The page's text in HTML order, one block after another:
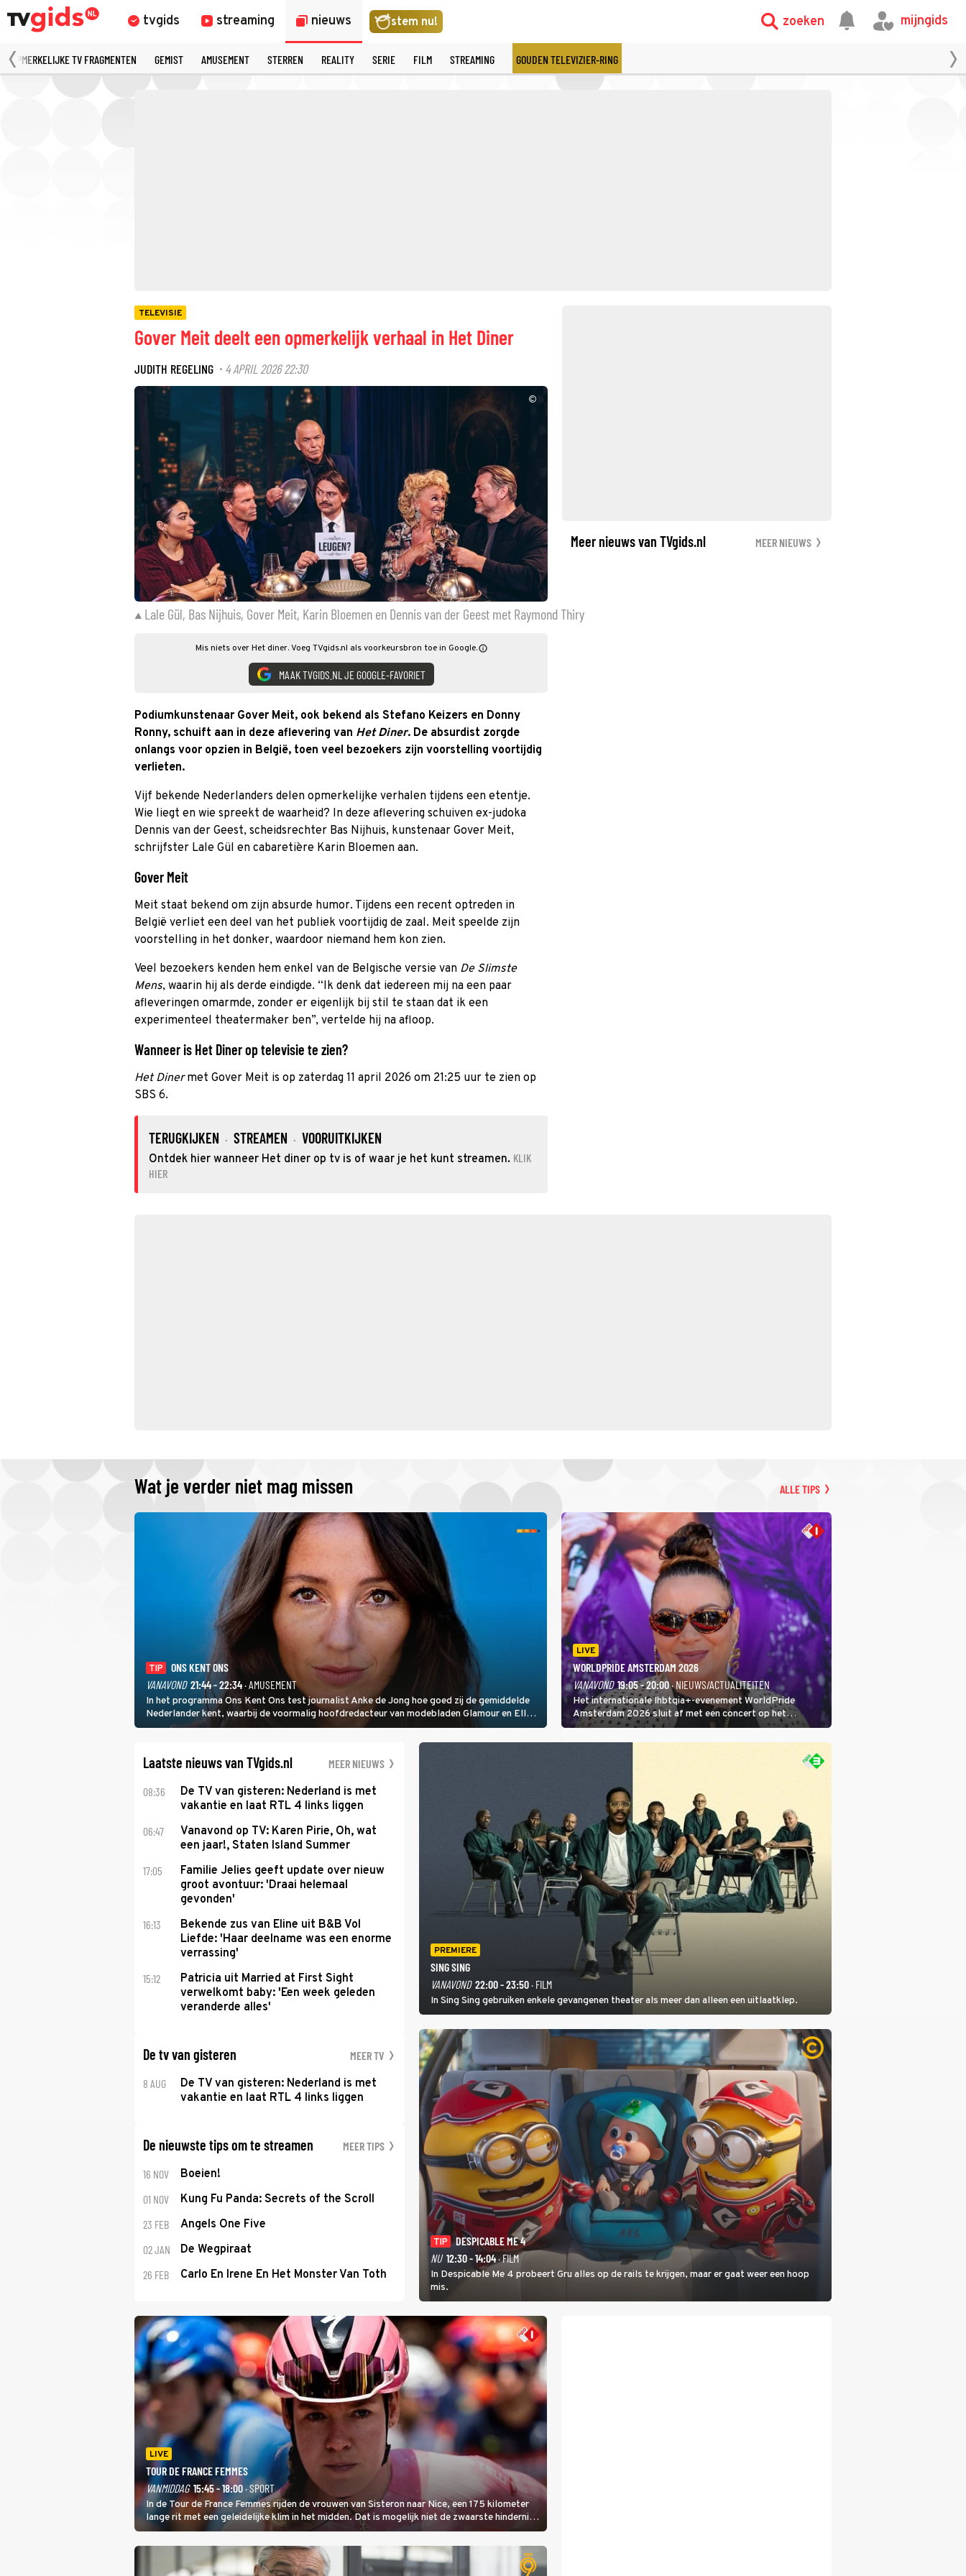
tvgids streaming nieuws stem nu! zoeken mijngids
OPMERKELIJKE TV FRAGMENTEN GEMIST AMUSEMENT STERREN REALITY SERIE FILM STREAMING GOUDEN TELEVIZIER-RING
TELEVISIE
Gover Meit deelt een opmerkelijk verhaal in Het Diner
JUDITH REGELING · 4 APRIL 2026 22:30
©
Lale Gül, Bas Nijhuis, Gover Meit, Karin Bloemen en Dennis van der Geest met Raymond Thiry
Mis niets over Het diner. Voeg TVgids.nl als voorkeursbron toe in Google.
MAAK TVGIDS.NL JE GOOGLE-FAVORIET
Podiumkunstenaar Gover Meit, ook bekend als Stefano Keizers en Donny
Ronny, schuift aan in deze aflevering van Het Diner. De absurdist zorgde
onlangs voor opzien in België, toen veel bezoekers zijn voorstelling voortijdig
verlieten.
Vijf bekende Nederlanders delen opmerkelijke verhalen tijdens een etentje.
Wie liegt en wie spreekt de waarheid? In deze aflevering schuiven ex-judoka
Dennis van der Geest, scheidsrechter Bas Nijhuis, kunstenaar Gover Meit,
schrijfster Lale Gül en cabaretière Karin Bloemen aan.
Gover Meit
Meit staat bekend om zijn absurde humor. Tijdens een recent optreden in
België verliet een deel van het publiek voortijdig de zaal. Meit speelde zijn
voorstelling in het donker, waardoor niemand hem kon zien.
Veel bezoekers kenden hem enkel van de Belgische versie van De Slimste
Mens, waarin hij als derde eindigde. “Ik denk dat iedereen mij na een paar
afleveringen omarmde, zonder er eigenlijk bij stil te staan dat ik een
experimenteel theatermaker ben”, vertelde hij na afloop.
Wanneer is Het Diner op televisie te zien?
Het Dinermet Gover Meit is op zaterdag 11 april 2026 om 21:25 uur te zien op
SBS 6.
TERUGKIJKEN · STREAMEN · VOORUITKIJKEN
Ontdek hier wanneer Het diner op tv is of waar je het kunt streamen. KLIK
HIER
Meer nieuws van TVgids.nl MEER NIEUWS
Wat je verder niet mag missen ALLE TIPS
TIP
ONS KENT ONS
VANAVOND 21:44 - 22:34· AMUSEMENT
In het programma Ons Kent Ons test journalist Anke de Jong hoe goed zij de gemiddelde
Nederlander kent, waarbij de voormalig hoofdredacteur van modebladen Glamour en Elle
het samen met rapper Keizer opneemt tegen Edson da Graça en Marc-Marie Huijbregts.
LIVE
WORLDPRIDE AMSTERDAM 2026
VANAVOND 19:05 - 20:00· NIEUWS/ACTUALITEITEN
Het internationale lhbtqia+-evenement WorldPride
Amsterdam 2026 sluit af met een concert op het
Amsterdamse Museumplein. Anita Doth is een van de
optredende artiesten. In de jaren 90 veroverde ze de
Laatste nieuws van TVgids.nl MEER NIEUWS
08:36
De TV van gisteren: Nederland is met
vakantie en laat RTL 4 links liggen
06:47
Vanavond op TV: Karen Pirie, Oh, wat
een jaar!, Staten Island Summer
17:05
Familie Jelies geeft update over nieuw
groot avontuur: 'Draai helemaal
gevonden'
16:13
Bekende zus van Eline uit B&B Vol
Liefde: 'Haar deelname was een enorme
verrassing'
15:12
Patricia uit Married at First Sight
verwelkomt baby: 'Een week geleden
veranderde alles'
De tv van gisteren MEER TV
8 AUG
De TV van gisteren: Nederland is met
vakantie en laat RTL 4 links liggen
De nieuwste tips om te streamen MEER TIPS
16 NOV Boeien!
01 NOV Kung Fu Panda: Secrets of the Scroll
23 FEB Angels One Five
02 JAN De Wegpiraat
26 FEB Carlo En Irene En Het Monster Van Toth
PREMIERE
SING SING
VANAVOND 22:00 - 23:50· FILM
In Sing Sing gebruiken enkele gevangenen theater als meer dan alleen een uitlaatklep.
TIP
DESPICABLE ME 4
NU 12:30 - 14:04· FILM
In Despicable Me 4 probeert Gru alles op de rails te krijgen, maar er gaat weer een hoop
mis.
LIVE
TOUR DE FRANCE FEMMES
VANMIDDAG 15:45 - 18:00· SPORT
In de Tour de France Femmes rijden de vrouwen van Sisteron naar Nice, een 175 kilometer
lange rit met een geleidelijke klim in het midden. Dat is mogelijk niet de zwaarste hindernis,
dat is de temperatuur. Het kan in Nice namelijk bloedheet worden.